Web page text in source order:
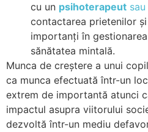
cu un psihoterapeut sau
contactarea prietenilor
importanți în
sănătatea mintală.
Munca de creștere a unui
ca munca efectuată într-un
extrem de importantă atunci
impactul asupra viitorului
dezvoltă într-un mediu